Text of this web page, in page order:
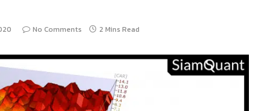
No Comments 2 Mins Read